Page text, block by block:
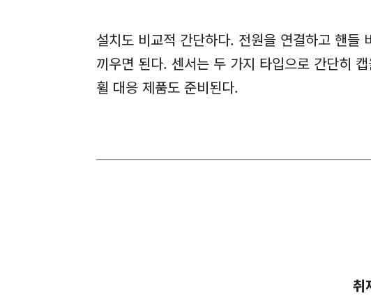
설치도 비교적 간단하다. 전원을 연결하고 핸들
끼우면 된다. 센서는 두 가지 타입으로 간단히
휠 대응 제품도 준비된다.
취